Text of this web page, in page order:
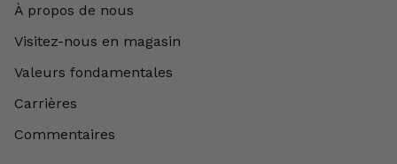
À propos de nous
Visitez-nous en magasin
Valeurs fondamentales
Carrières
Commentaires